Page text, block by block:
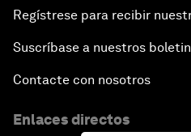
Regístrese para recibir
Suscríbase a nuestros
Contacte con nosotros
Enlaces directos